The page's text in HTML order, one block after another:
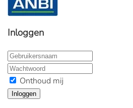
Inloggen
Onthoud mij
Inloggen